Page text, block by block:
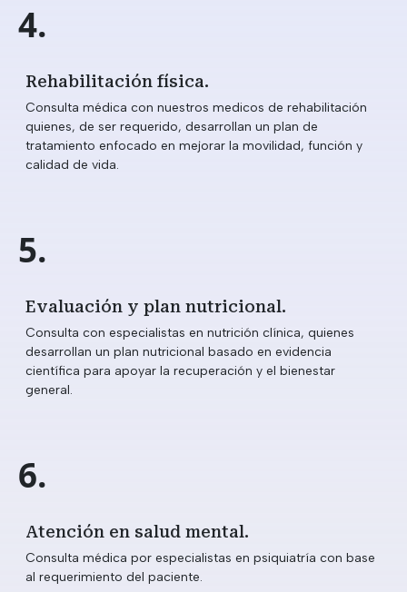
4.
Rehabilitación física.
Consulta médica con nuestros medicos de rehabilitación
quienes, de ser requerido, desarrollan un plan de
tratamiento enfocado en mejorar la movilidad, función y
calidad de vida.
5.
Evaluación y plan nutricional.
Consulta con especialistas en nutrición clínica, quienes
desarrollan un plan nutricional basado en evidencia
científica para apoyar la recuperación y el bienestar
general.
6.
Atención en salud mental.
Consulta médica por especialistas en psiquiatría con base
al requerimiento del paciente.